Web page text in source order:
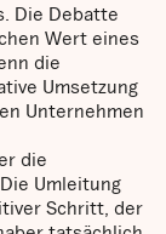
Die Debatte
Wert eines
die
Umsetzung
Unternehmen
die
Umleitung
Schritt, der